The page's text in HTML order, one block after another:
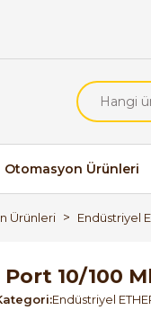
Otomasyon Ürünleri
Ürünleri Endüstriyel
Port 10/100
Endüstriyel